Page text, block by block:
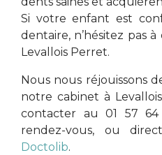
Si votre enfant est
dentaire, n’hésitez pas
Levallois Perret.
Nous nous réjouissons
notre cabinet à
contacter au 01 57
rendez-vous, ou
Doctolib.